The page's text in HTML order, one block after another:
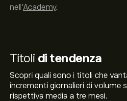
Titoli di tendenza
Scopri quali sono i titoli che
incrementi giornalieri di volume
rispettiva media a tre mesi.
nell’Academy.